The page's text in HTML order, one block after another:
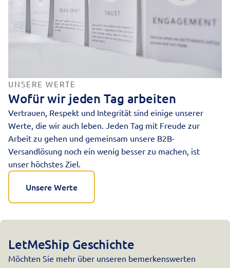
UNSERE WERTE
Wofür wir jeden Tag arbeiten
Vertrauen, Respekt und Integrität sind einige unserer
Werte, die wir auch leben. Jeden Tag mit Freude zur
Arbeit zu gehen und gemeinsam unsere B2B-
Versandlösung noch ein wenig besser zu machen, ist
unser höchstes Ziel.
Unsere Werte
LetMeShip Geschichte
Möchten Sie mehr über unseren bemerkenswerten